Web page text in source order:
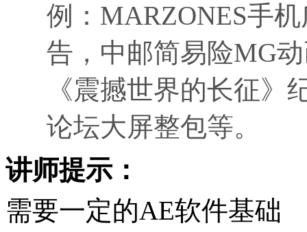
例：MARZONES手
告，中邮简易险MG
《震撼世界的长征》
论坛大屏整包等。
讲师提示：
需要一定的AE软件基础